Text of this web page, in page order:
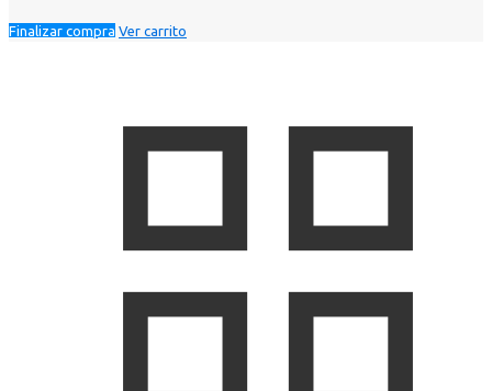
Finalizar compra Ver carrito